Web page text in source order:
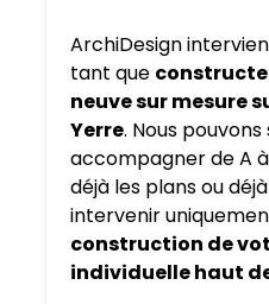
ArchiDesign
tant que
neuve sur mesure
Yerre. Nous
accompagner de A à
déjà les plans ou
intervenir
construction de
individuelle haut